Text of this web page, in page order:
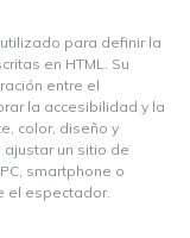
para definir la
en HTML. Su
entre el
la accesibilidad y la
color, diseño y
un sitio de
smartphone o
el espectador.